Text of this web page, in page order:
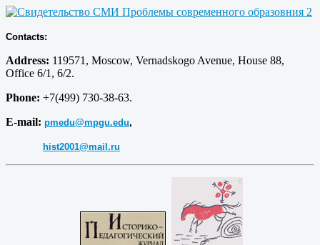
Contacts:
Address: 119571, Moscow, Vernadskogo Avenue, House 88,
Office 6/1, 6/2.
Phone: +7(499) 730-38-63.
E-mail: pmedu@mpgu.edu,
hist2001@mail.ru